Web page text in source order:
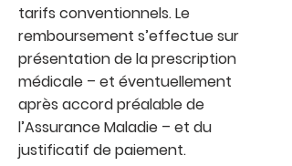
tarifs conventionnels. Le
remboursement s’effectue sur
présentation de la prescription
médicale – et éventuellement
après accord préalable de
l’Assurance Maladie – et du
justificatif de paiement.